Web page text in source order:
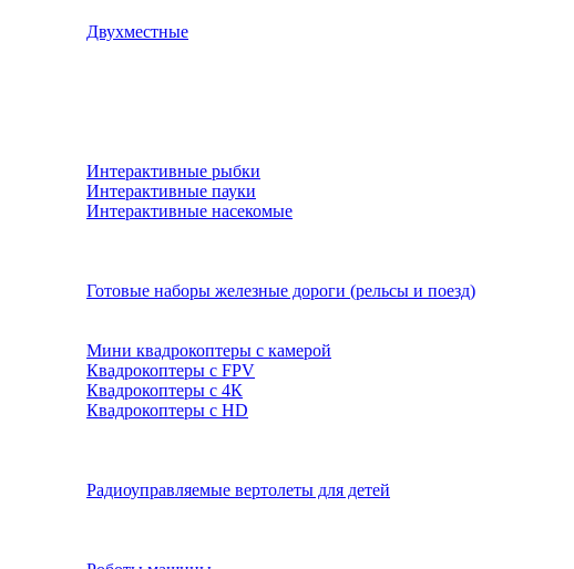
Двухместные
Интерактивные рыбки
Интерактивные пауки
Интерактивные насекомые
Готовые наборы железные дороги (рельсы и поезд)
Мини квадрокоптеры с камерой
Квадрокоптеры с FPV
Квадрокоптеры с 4К
Квадрокоптеры с HD
Радиоуправляемые вертолеты для детей